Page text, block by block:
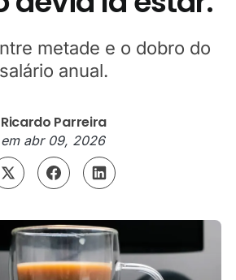
metade e o dobro do
salário anual.
Ricardo Parreira
em abr 09, 2026